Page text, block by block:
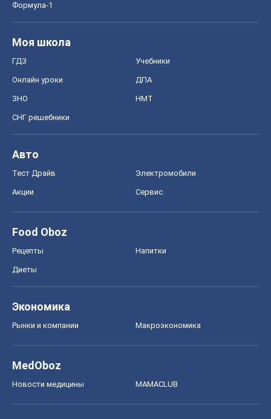
Формула-1
Моя школа
ГДЗ Учебники
Онлайн уроки ДПА
ЗНО НМТ
СНГ решебники
Авто
Тест Драйв Электромобили
Акции Сервис
Food Oboz
Рецепты Напитки
Диеты
Экономика
Рынки и компании Mакроэкономика
MedOboz
Новости медицины MAMACLUB